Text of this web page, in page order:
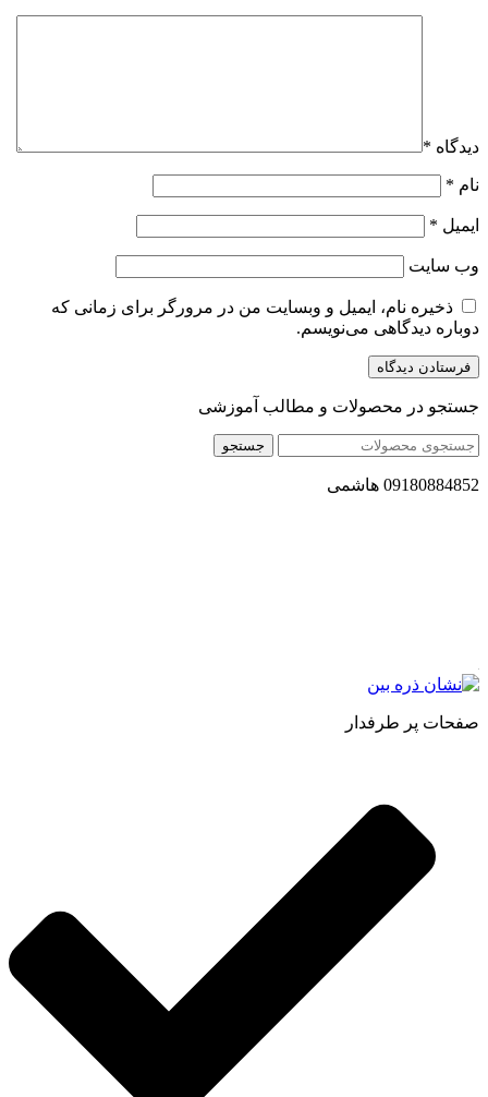
دیدگاه *
نام *
ایمیل *
وب‌ سایت
ذخیره نام، ایمیل و وبسایت من در مرورگر برای زمانی که
دوباره دیدگاهی می‌نویسم.
جستجو در محصولات و مطالب آموزشی
جستجو
09180884852 هاشمی
صفحات پر طرفدار